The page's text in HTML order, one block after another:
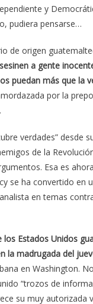
y
pudiera pensarse…
de origen
a gente
puedan más que la
por la
verdades” desde
de la
Esa es
se ha convertido en
en temas
los Estados Unidos
la madrugada del
en Washington.
“trozos de
su muy autorizada